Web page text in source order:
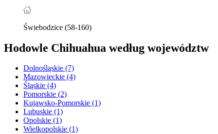
Świebodzice (58-160)
Hodowle Chihuahua według województw
Dolnośląskie (7)
Mazowieckie (4)
Śląskie (4)
Pomorskie (2)
Kujawsko-Pomorskie (1)
Lubuskie (1)
Opolskie (1)
Wielkopolskie (1)